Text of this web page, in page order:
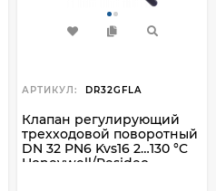
АРТИКУЛ: DR32GFLA
Клапан регулирующий
трехходовой поворотный
DN 32 PN6 Kvs16 2…130 °C
Honeywell/Resideo